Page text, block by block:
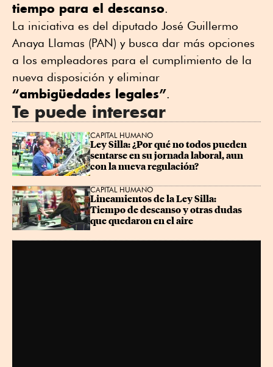
tiempo para el descanso.
La iniciativa es del diputado José Guillermo
Anaya Llamas (PAN) y busca dar más opciones
a los empleadores para el cumplimiento de la
nueva disposición y eliminar
“ambigüedades legales”.
Te puede interesar
CAPITAL HUMANO
Ley Silla: ¿Por qué no todos pueden
sentarse en su jornada laboral, aun
con la nueva regulación?
CAPITAL HUMANO
Lineamientos de la Ley Silla:
Tiempo de descanso y otras dudas
que quedaron en el aire